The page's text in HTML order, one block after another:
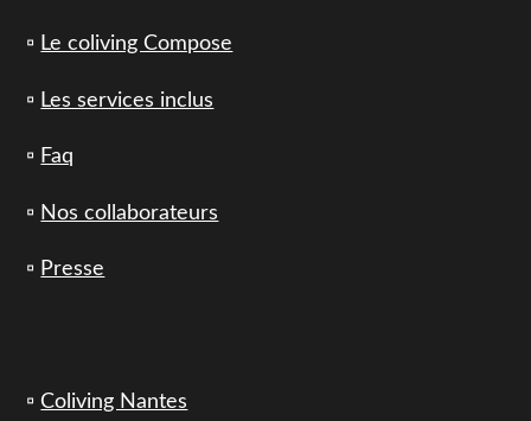
▫️ Le coliving Compose
▫️ Les services inclus
▫️ Faq
▫️ Nos collaborateurs
▫️ Presse
▫️Coliving Nantes